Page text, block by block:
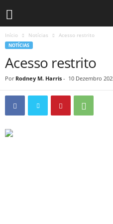
Início Notícias Acesso restrito
NOTÍCIAS
Acesso restrito
Por Rodney M. Harris - 10 Dezembro